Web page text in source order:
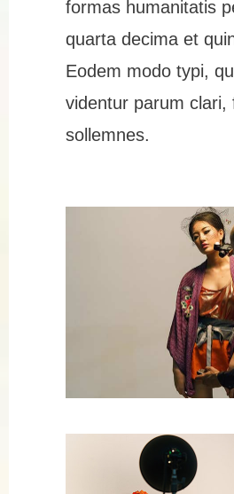
formas humanitatis
quarta decima et
Eodem modo typi,
videntur parum clari,
sollemnes.